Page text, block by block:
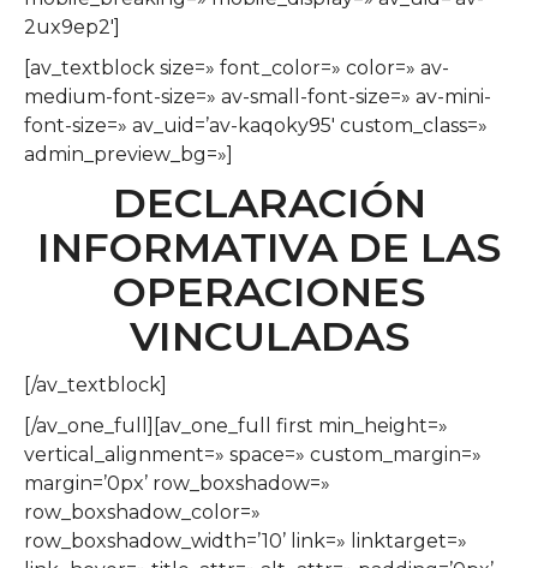
2ux9ep2′]
[av_textblock size=» font_color=» color=» av-
medium-font-size=» av-small-font-size=» av-mini-
font-size=» av_uid=’av-kaqoky95′ custom_class=»
admin_preview_bg=»]
DECLARACIÓN
INFORMATIVA DE LAS
OPERACIONES
VINCULADAS
[/av_textblock]
[/av_one_full][av_one_full first min_height=»
vertical_alignment=» space=» custom_margin=»
margin=’0px’ row_boxshadow=»
row_boxshadow_color=»
row_boxshadow_width=’10’ link=» linktarget=»